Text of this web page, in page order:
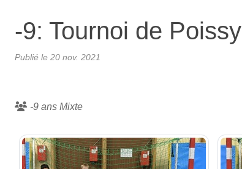
-9: Tournoi de Poissy
Publié le 20 nov. 2021
-9 ans Mixte